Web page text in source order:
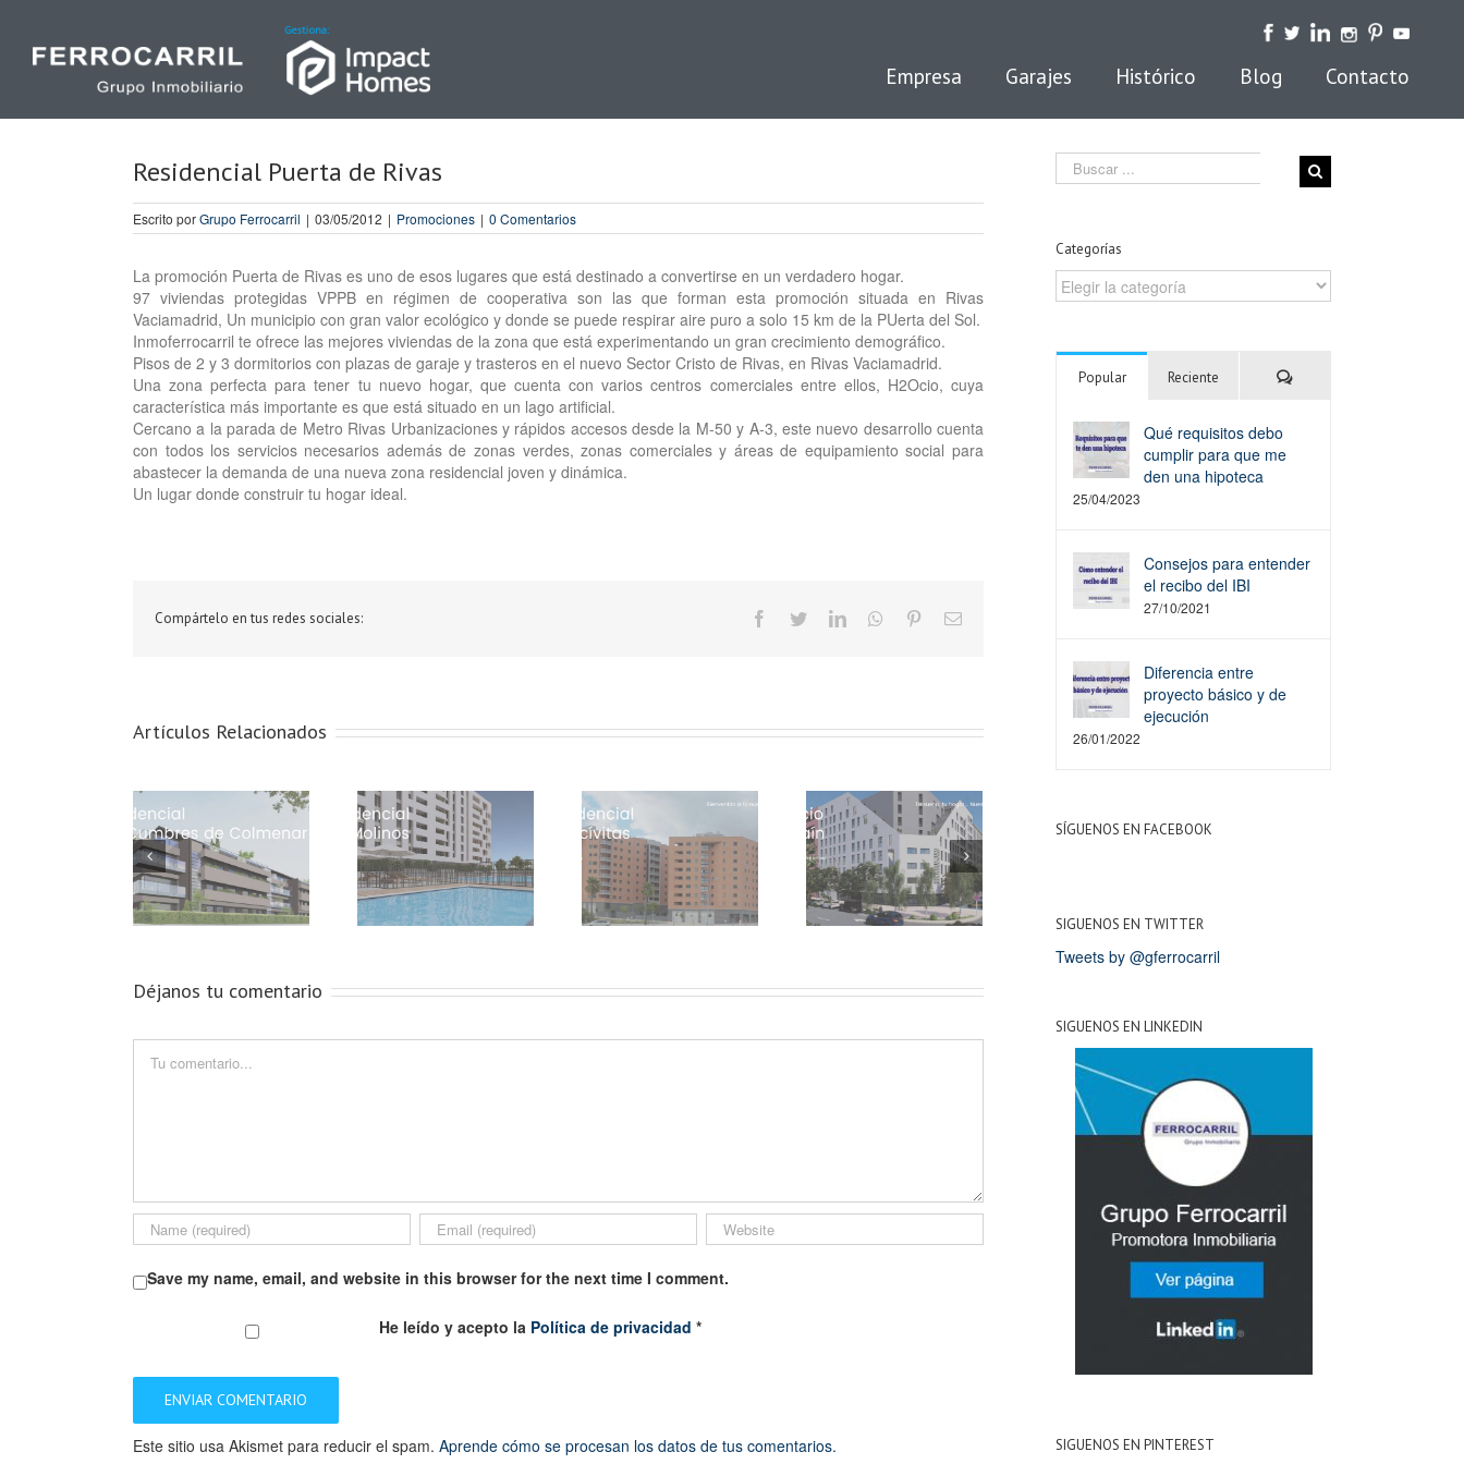
content
Empresa Garajes Histórico Blog Contacto
Residencial Puerta de Rivas
Escrito porGrupo Ferrocarril | 03/05/2012 | Promociones | 0 Comentarios
La promoción Puerta de Rivas es uno de esos lugares que está destinado a convertirse en un verdadero hogar.
97 viviendas protegidas VPPB en régimen de cooperativa son las que forman esta promoción situada en Rivas
Vaciamadrid, Un municipio con gran valor ecológico y donde se puede respirar aire puro a solo 15 km de la PUerta del Sol.
Inmoferrocarril te ofrece las mejores viviendas de la zona que está experimentando un gran crecimiento demográfico.
Pisos de 2 y 3 dormitorios con plazas de garaje y trasteros en el nuevo Sector Cristo de Rivas, en Rivas Vaciamadrid.
Una zona perfecta para tener tu nuevo hogar, que cuenta con varios centros comerciales entre ellos, H2Ocio, cuya
característica más importante es que está situado en un lago artificial.
Cercano a la parada de Metro Rivas Urbanizaciones y rápidos accesos desde la M-50 y A-3, este nuevo desarrollo cuenta
con todos los servicios necesarios además de zonas verdes, zonas comerciales y áreas de equipamiento social para
abastecer la demanda de una nueva zona residencial joven y dinámica.
Un lugar donde construir tu hogar ideal.
Compártelo en tus redes sociales: Facebook
TwitterLinkedInWhatsappPinterestEmail
Artículos Relacionados
Residencial Los
Molinos: Tu nuevo
hogar en Seseña
Residencial
Intercívitas I:
Bienvenido a tu nuevo
hogar…
Edificio Nabaín: Tu
sueño, tu hogar…
Nuestra ilusión
El Real de Alcalá: Tu
hogar, nuestra
prioridad más
inmediata
Déjanos tu comentario
Save my name, email, and website in this browser for the next time I comment.
He leído y acepto la Política de privacidad *
Este sitio usa Akismet para reducir el spam. Aprende cómo se procesan los datos de tus comentarios.
Search
for:
Categorías
Categorías
Popular Reciente Comentarios
Qué requisitos debo
cumplir para que me
den una hipoteca
25/04/2023
Consejos para entender
el recibo del IBI
27/10/2021
Diferencia entre
proyecto básico y de
ejecución
26/01/2022
SÍGUENOS EN FACEBOOK
SIGUENOS EN TWITTER
Tweets by @gferrocarril
SIGUENOS EN LINKEDIN
SIGUENOS EN PINTEREST